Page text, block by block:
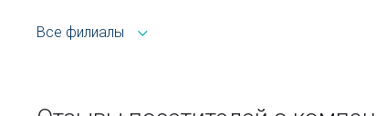
Все филиалы